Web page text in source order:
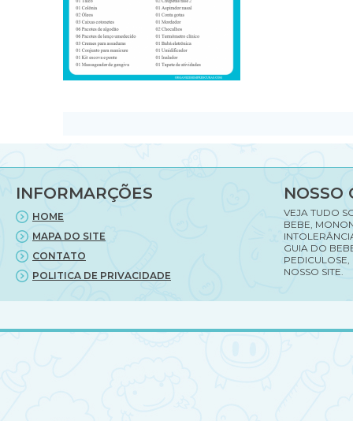
INFORMARÇÕES
HOME
MAPA DO SITE
CONTATO
POLITICA DE PRIVACIDADE
NOSSO
VEJA TUDO
BEBE,
GUIA DO
PEDICULOSE,
NOSSO SITE.